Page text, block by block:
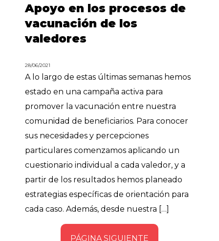
Apoyo en los procesos de
vacunación de los
valedores
28/06/2021
A lo largo de estas últimas semanas hemos
estado en una campaña activa para
promover la vacunación entre nuestra
comunidad de beneficiarios. Para conocer
sus necesidades y percepciones
particulares comenzamos aplicando un
cuestionario individual a cada valedor, y a
partir de los resultados hemos planeado
estrategias específicas de orientación para
cada caso. Además, desde nuestra […]
PÁGINA SIGUIENTE